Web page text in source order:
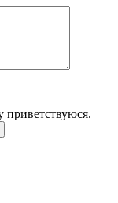
приветствуюся.